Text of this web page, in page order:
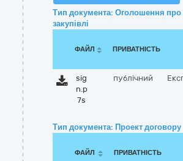
Тип документа: Оголошення про
закупівлі
ФАЙЛ ПРИВАТНІСТЬ
sig
n.p
7s
публічний
Тип документа: Проект договору
ФАЙЛ ПРИВАТНІСТЬ